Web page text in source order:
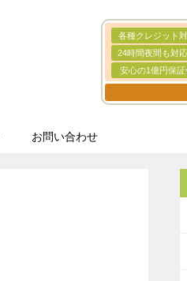
各種クレジット
24時間夜間も対
安心の1億円保証
お問い合わせ